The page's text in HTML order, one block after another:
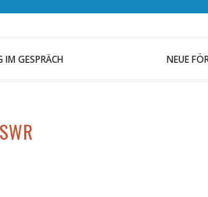
GESPRÄCH NEUE
SWR